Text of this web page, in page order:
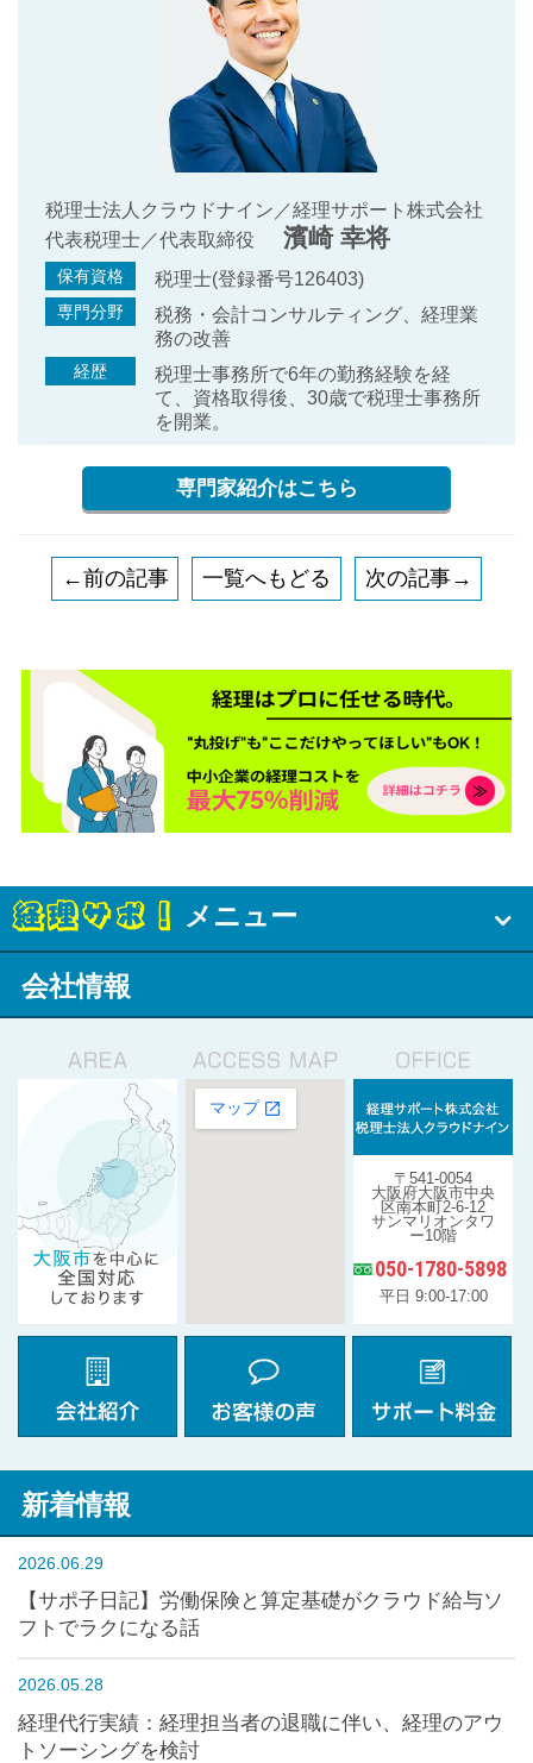
税理士法人クラウドナイン／経理サポート株式会社
代表税理士／代表取締役
濱崎 幸将
保有資格 税理士(登録番号126403)
専門分野
税務・会計コンサルティング、経理業
務の改善
経歴
税理士事務所で6年の勤務経験を経
て、資格取得後、30歳で税理士事務所
を開業。
専門家紹介はこちら
←前の記事 一覧へもどる 次の記事→
メニュー
会社情報
〒541-0054
大阪府大阪市中央
区南本町2-6-12
サンマリオンタワ
ー10階
050-1780-5898
平日 9:00-17:00
新着情報
2026.06.29
【サポ子日記】労働保険と算定基礎がクラウド給与ソ
フトでラクになる話
2026.05.28
経理代行実績：経理担当者の退職に伴い、経理のアウ
トソーシングを検討